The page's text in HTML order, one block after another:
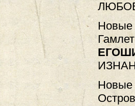
Новые
Новые